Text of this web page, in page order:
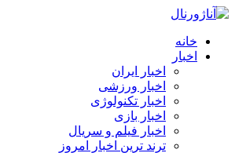
خانه
اخبار
اخبار ایران
اخبار ورزشی
اخبار تکنولوژی
اخبار بازی
اخبار فیلم و سریال
ترند ترین اخبار امروز